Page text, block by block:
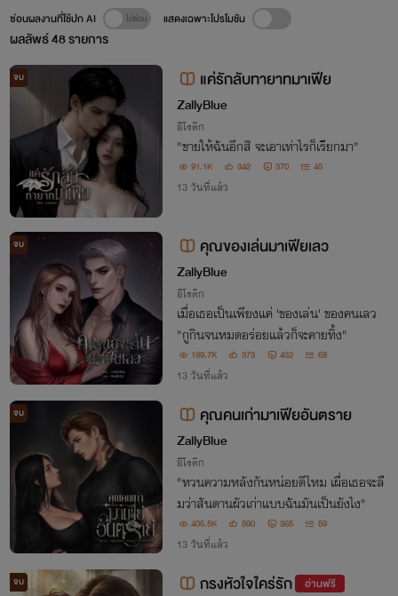
ผลลัพธ์48รายการ
ซ่อนผลงานที่ใช้ปก AI แสดงเฉพาะโปรโมชัน
จบ แค่รักลับทายาทมาเฟีย
ZallyBlue
อีโรติก
"ขายให้ฉันอีกสิ จะเอาเท่าไรก็เรียกมา"
91.1K 342 370 45
13 วันที่แล้ว
จบ คุณของเล่นมาเฟียเลว
ZallyBlue
อีโรติก
เมื่อเธอเป็นเพียงแค่ 'ของเล่น' ของคนเลว
"กูกินจนหมดอร่อยแล้วก็จะคายทิ้ง"
189.7K 373 432 68
13 วันที่แล้ว
จบ คุณคนเก่ามาเฟียอันตราย
ZallyBlue
อีโรติก
"ทวนความหลังกันหน่อยดีไหม เผื่อเธอจะลื
มว่าสันดานผัวเก่าแบบฉันมันเป็นยังไง"
406.5K 590 365 59
13 วันที่แล้ว
จบ กรงหัวใจใคร่รัก อ่านฟรี